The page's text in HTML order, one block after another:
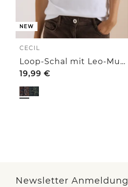
NEW
CECIL
Loop-Schal mit Leo-Muster
19,99 €
Newsletter Anmeldung